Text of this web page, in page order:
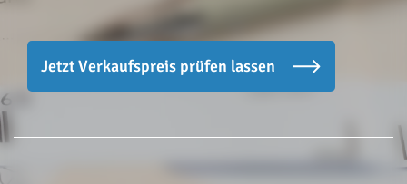
Jetzt Verkaufspreis prüfen lassen